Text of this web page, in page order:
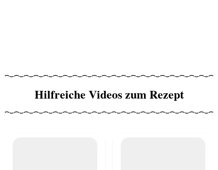
Hilfreiche Videos zum Rezept